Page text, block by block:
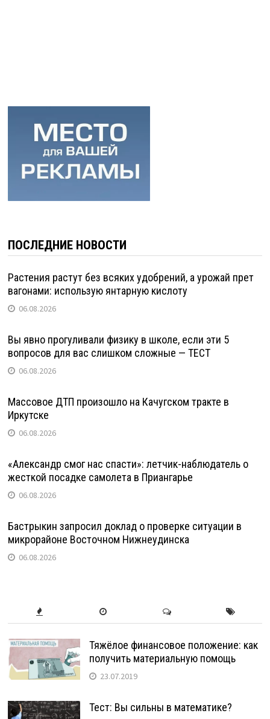
ПОСЛЕДНИЕ НОВОСТИ
Растения растут без всяких удобрений, а урожай прет
вагонами: использую янтарную кислоту
06.08.2026
Вы явно прогуливали физику в школе, если эти 5
вопросов для вас слишком сложные — ТЕСТ
06.08.2026
Массовое ДТП произошло на Качугском тракте в
Иркутске
06.08.2026
«Александр смог нас спасти»: летчик-наблюдатель о
жесткой посадке самолета в Приангарье
06.08.2026
Бастрыкин запросил доклад о проверке ситуации в
микрорайоне Восточном Нижнеудинска
06.08.2026
Тяжёлое финансовое положение: как
получить материальную помощь
23.07.2019
Тест: Вы сильны в математике?